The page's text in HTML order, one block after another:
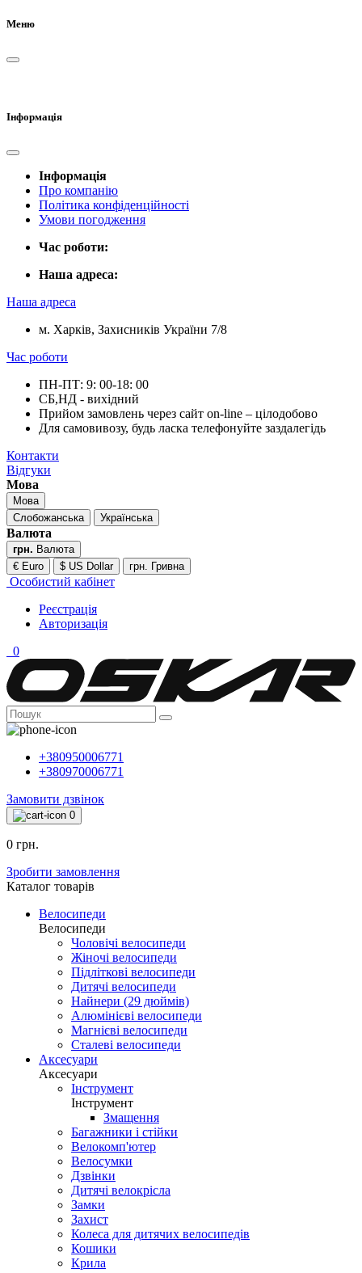
Меню
Інформація
Інформація
Про компанію
Політика конфіденційності
Умови погодження
Час роботи:
Наша адреса:
Наша адреса
м. Харків, Захисників України 7/8
Час роботи
ПН-ПТ: 9: 00-18: 00
СБ,НД - вихідний
Прийом замовлень через сайт on-line – цілодобово
Для самовивозу, будь ласка телефонуйте заздалегідь
Контакти
Відгуки
Мова
Мова
Слобожанська
Українська
Валюта
грн. Валюта
€ Euro
$ US Dollar грн. Гривна
Особистий кабінет
Реєстрація
Авторизація
0
+380950006771
+380970006771
Замовити дзвінок
0
0 грн.
Зробити замовлення
Каталог товарiв
Велосипеди
Велосипеди
Чоловічі велосипеди
Жіночі велосипеди
Підліткові велосипеди
Дитячі велосипеди
Найнери (29 дюймів)
Алюмінієві велосипеди
Магнієві велосипеди
Сталеві велосипеди
Аксесуари
Аксесуари
Інструмент
Інструмент
Змащення
Багажники і стійки
Велокомп'ютер
Велосумки
Дзвінки
Дитячі велокрісла
Замки
Захист
Колеса для дитячих велосипедів
Кошики
Крила